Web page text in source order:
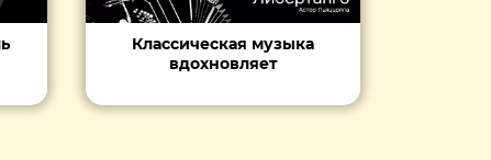
Классическая музыка
вдохновляет